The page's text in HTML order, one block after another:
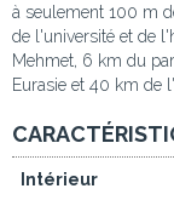
à seulement 100 m
de l'université et de
Mehmet, 6 km du
Eurasie et 40 km de
Intérieur